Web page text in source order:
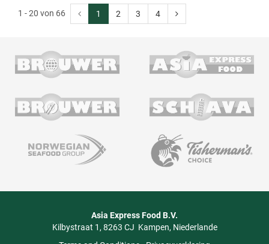
1 - 20 von 66 1 2 3 4
Asia Express Food B.V.
Kilbystraat 1 8263 CJ Kampen Niederlande